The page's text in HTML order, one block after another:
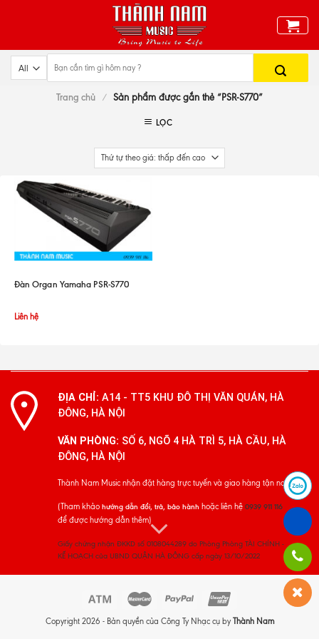
Trang chủ / Sản phẩm được gắn thẻ “PSR-S770”
LỌC
Đàn Organ Yamaha PSR-S770
Liên hệ
ĐỊA CHỈ: A14 - TT5 KHU ĐÔ THỊ VĂN QUÁN, HÀ
ĐÔNG, HÀ NỘI
VĂN PHÒNG: SỐ 6, NGÕ 4 HÀ TRÌ 5, HÀ CẦU, HÀ
ĐÔNG, HÀ NỘI
Thành Nam Music nhận đặt hàng trực tuyến và giao hàng tận nơi
(Tham khảo hướng dẫn đổi, trả, bảo hành hoặc liên hệ 0939 911 116
để được hướng dẫn thêm)
Giấy chứng nhận ĐKKD số 0108044289 do Phòng Phòng TÀI CHÍNH -
KẾ HOẠCH của UBND QUẬN HÀ ĐÔNG cấp ngày 13/10/2022
Copyright 2026 - Bản quyền của Công Ty Nhạc cụ by Thành Nam